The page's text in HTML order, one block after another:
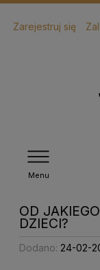
Zarejestruj się
Menu
OD
DZIECI?
Dodano: 24-02-